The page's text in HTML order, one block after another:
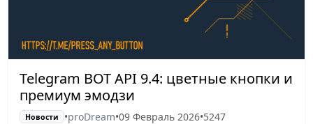
Telegram BOT API 9.4: цветные кнопки и
премиум эмодзи
Новости •proDream•09 Февраль 2026•5247